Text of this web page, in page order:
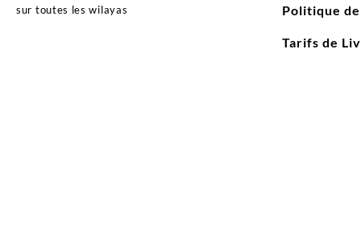
sur toutes les wilayas
Politique
Tarifs de